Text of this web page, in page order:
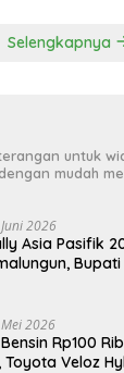
Selengkapnya
untuk
mudah
2026
Asia Pasifik
2026
Rp100
Toyota Veloz